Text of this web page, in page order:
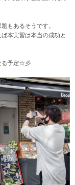
もあるそうです。
本実習は本当の成功と
る予定☆彡